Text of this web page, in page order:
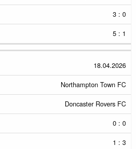
3 : 0
5 : 1
18.04.2026
Northampton Town FC
Doncaster Rovers FC
0 : 0
1 : 3